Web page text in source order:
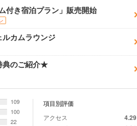
付き宿泊プラン」販売開始
カムラウンジ
典のご紹介★
109
100
22
項目別評価
アクセス 4.29